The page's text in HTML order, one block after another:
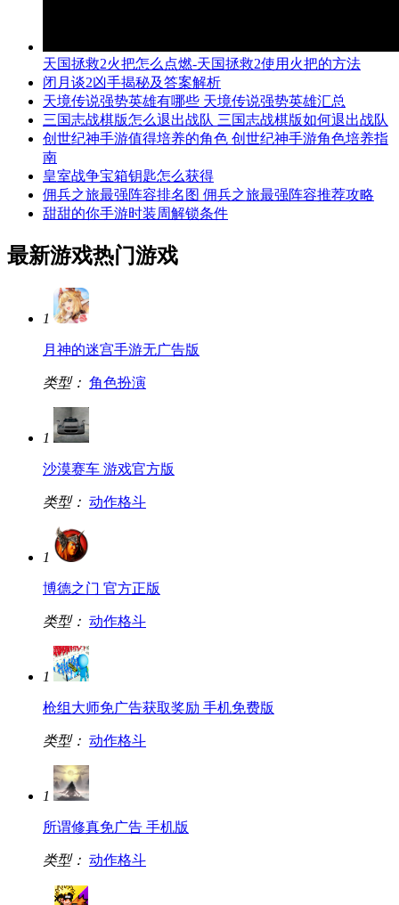
天国拯救2火把怎么点燃-天国拯救2使用火把的方法
闭月谈2凶手揭秘及答案解析
天境传说强势英雄有哪些 天境传说强势英雄汇总
三国志战棋版怎么退出战队 三国志战棋版如何退出战队
创世纪神手游值得培养的角色 创世纪神手游角色培养指
南
皇室战争宝箱钥匙怎么获得
佣兵之旅最强阵容排名图 佣兵之旅最强阵容推荐攻略
甜甜的你手游时装周解锁条件
最新游戏热门游戏
1
月神的迷宫手游无广告版
类型： 角色扮演
1
沙漠赛车 游戏官方版
类型： 动作格斗
1
博德之门 官方正版
类型： 动作格斗
1
枪组大师免广告获取奖励 手机免费版
类型： 动作格斗
1
所谓修真免广告 手机版
类型： 动作格斗